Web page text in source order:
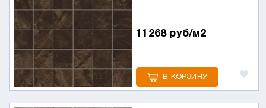
11268 руб/м2
В КОРЗИНУ